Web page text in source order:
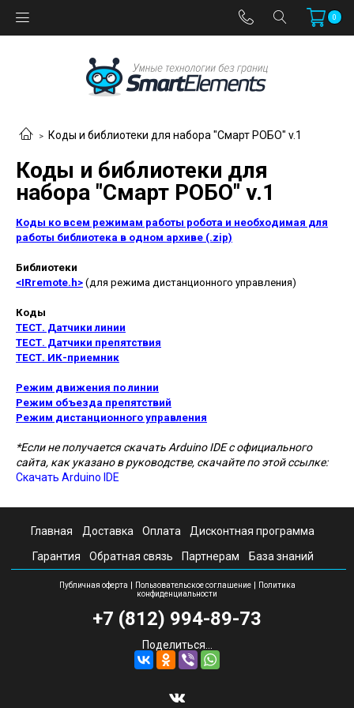
0
Коды и библиотеки для набора "Смарт РОБО" v.1
Коды и библиотеки для
набора "Смарт РОБО" v.1
Коды ко всем режимам работы робота и необходимая для
работы библиотека в одном архиве (.zip)
Библиотеки
<IRremote.h> (для режима дистанционного управления)
Коды
ТЕСТ. Датчики линии
ТЕСТ. Датчики препятствия
ТЕСТ. ИК-приемник
Режим движения по линии
Режим объезда препятствий
Режим дистанционного управления
*Если не получается скачать Arduino IDE с официального
сайта, как указано в руководстве, скачайте по этой ссылке:
Скачать Arduino IDE
Главная Доставка Оплата Дисконтная программа
Гарантия Обратная связь Партнерам База знаний
Публичная оферта | Пользовательское соглашение| Политика
конфиденциальности
Поделиться...
+7 (812) 994-89-73